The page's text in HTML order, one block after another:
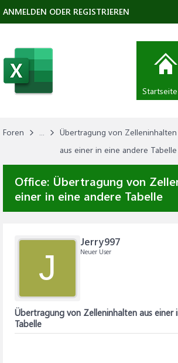
Foren ...
Übertragung von Zelleninhalten
aus einer in eine andere Tabelle
Office: Übertragung von
einer in eine andere Tabelle
J
Jerry997
Neuer User
Übertragung von Zelleninhalten aus einer
Tabelle
ANMELDEN ODER REGISTRIEREN
Startseite